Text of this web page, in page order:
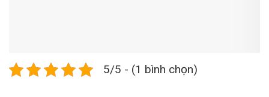
5/5 - (1 bình chọn)